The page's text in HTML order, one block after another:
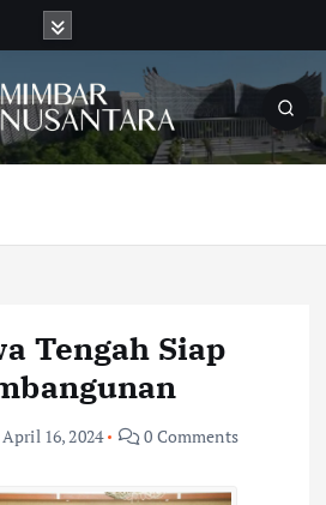
Tengah Siap
April 16, 2024 0 Comments